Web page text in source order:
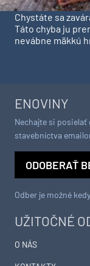
Chystáte sa
Táto chyba ju
nevábne mäkkú
UŽITOČNÉ
O NÁS
ENOVINY
Nechajte si
stavebníctva
ODOBERAŤ
Odber je možné